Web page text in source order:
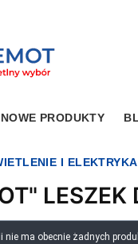
NOWE PRODUKTY
I ELEKTRYKA
nie ma obecnie żadnych